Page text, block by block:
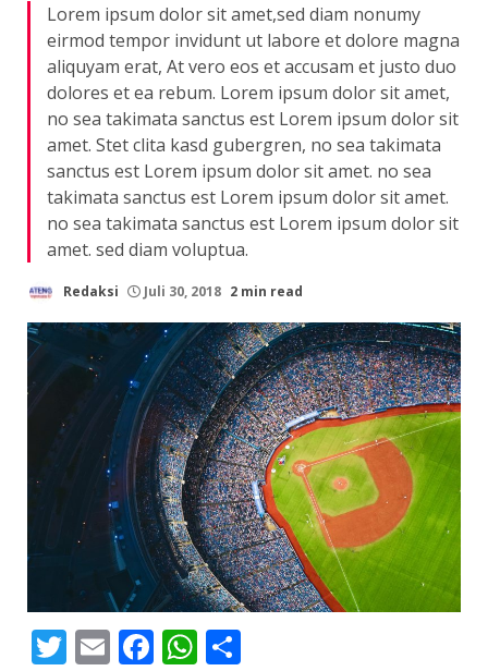
Lorem ipsum dolor sit amet,sed diam nonumy
eirmod tempor invidunt ut labore et dolore magna
aliquyam erat, At vero eos et accusam et justo duo
dolores et ea rebum. Lorem ipsum dolor sit amet,
no sea takimata sanctus est Lorem ipsum dolor sit
amet. Stet clita kasd gubergren, no sea takimata
sanctus est Lorem ipsum dolor sit amet. no sea
takimata sanctus est Lorem ipsum dolor sit amet.
no sea takimata sanctus est Lorem ipsum dolor sit
amet. sed diam voluptua.
Redaksi Juli 30, 2018 2 min read
Twitter
EmailFacebook
WhatsApp